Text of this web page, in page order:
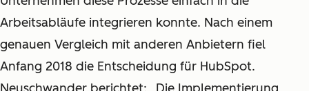
Arbeitsabläufe integrieren konnte. Nach einem
genauen Vergleich mit anderen Anbietern fiel
Anfang 2018 die Entscheidung für HubSpot.
Neuschwander berichtet: „Die Implementierung